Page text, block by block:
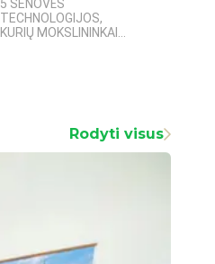
5 SENOVĖS
TECHNOLOGIJOS,
KURIŲ MOKSLININKAI...
Rodyti visus